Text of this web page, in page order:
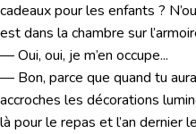
cadeaux pour les enfants ?
est dans la chambre sur
— Oui, oui, je m’en occupe...
— Bon, parce que quand tu
accroches les décorations
là pour le repas et l’an dernier